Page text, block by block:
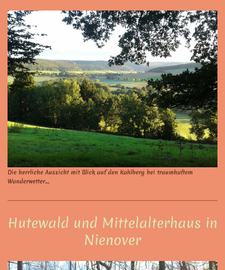
Die herrliche Aussicht mit Blick auf den Kahlberg bei traumhaftem
Wanderwetter....
Hutewald und Mittelalterhaus in
Nienover